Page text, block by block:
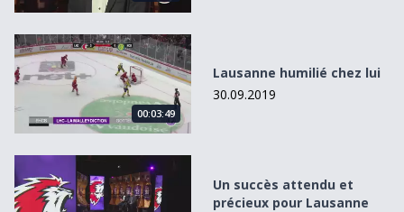
Lausanne humilié chez lui
00:03:49
Lausanne humilié chez lui
30.09.2019
Un succès attendu et précieux pour Lausanne
Un succès attendu et
précieux pour Lausanne